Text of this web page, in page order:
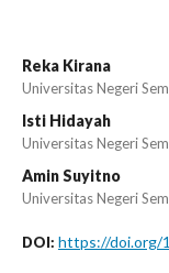
Reka Kirana
Universitas Negeri
Isti Hidayah
Universitas Negeri
Amin Suyitno
Universitas Negeri
DOI: https://doi.org/